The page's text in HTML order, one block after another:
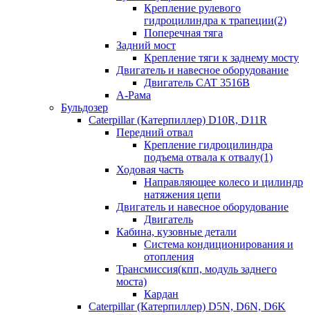
Крепление рулевого
гидроцилиндра к трапеции(2)
Поперечная тяга
Задний мост
Крепление тяги к заднему мосту
Двигатель и навесное оборудование
Двигатель CAT 3516B
А-Рама
Бульдозер
Caterpillar (Катерпиллер) D10R, D11R
Передний отвал
Крепление гидроцилиндра
подъема отвала к отвалу(1)
Ходовая часть
Направляющее колесо и цилиндр
натяжения цепи
Двигатель и навесное оборудование
Двигатель
Кабина, кузовные детали
Система кондиционирования и
отопления
Трансмиссия(кпп, модуль заднего
моста)
Кардан
Caterpillar (Катерпиллер) D5N, D6N, D6K